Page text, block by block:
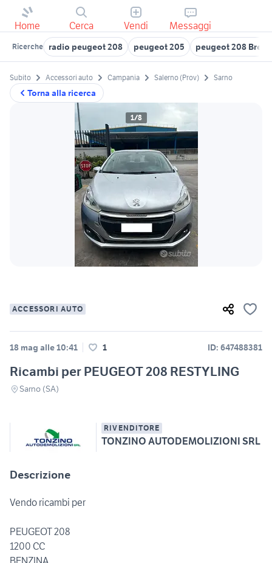
Home Cerca Vendi Messaggi
Ricerche radio peugeot 208 peugeot 205 peugeot 208
Torna alla ricerca
Subito Accessori auto Campania Salerno (Prov) Sarno
1/8
ACCESSORI AUTO
18 mag alle 10:41 1 ID: 647488381
Ricambi per PEUGEOT 208 RESTYLING
Sarno (SA)
RIVENDITORE
TONZINO AUTODEMOLIZIONI SRL
Descrizione
Vendo ricambi per
PEUGEOT 208
1200 CC